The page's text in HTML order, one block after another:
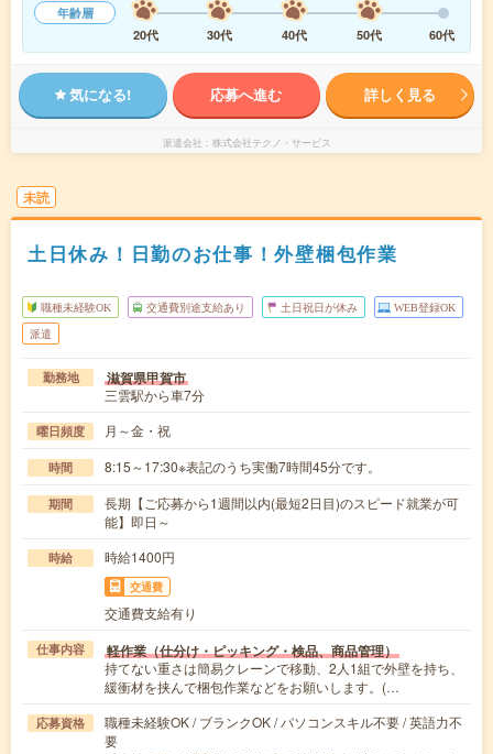
年齢層
20代
30代 40代 50代 60代
気になる! 応募へ進む 詳しく見る
派遣会社 株式会社テクノ・サービス
未読
土日休み！日勤のお仕事！外壁梱包作業
職種未経験OK 交通費別途支給あり 土日祝日が休み WEB登録OK
派遣
勤務地 滋賀県甲賀市
三雲駅から車7分
曜日頻度 月～金・祝
時間 8:15～17:30※表記のうち実働7時間45分です。
期間
長期【ご応募から1週間以内(最短2日目)のスピード就業が可
能】即日～
時給 時給1400円
交通費
交通費支給有り
仕事内容 軽作業（仕分け・ピッキング・検品、商品管理）
持てない重さは簡易クレーンで移動、2人1組で外壁を持ち、
緩衝材を挟んで梱包作業などをお願いします。(…
応募資格
職種未経験OK / ブランクOK / パソコンスキル不要 / 英語力不
要